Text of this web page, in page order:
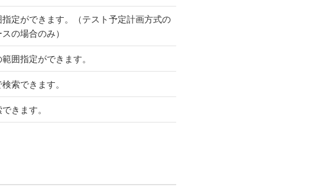
定ができます。（テスト予定計画方式の
の場合のみ）
囲指定ができます。
索できます。
きます。